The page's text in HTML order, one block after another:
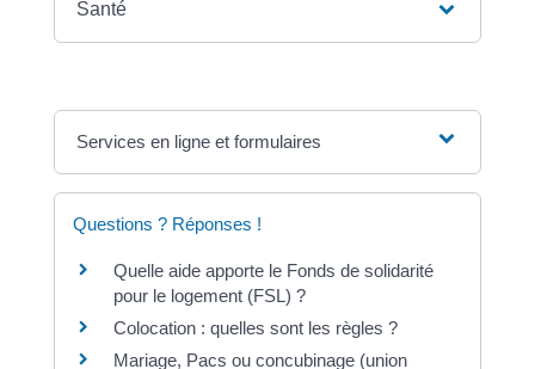
Santé
Services en ligne et formulaires
Questions ? Réponses !
Quelle aide apporte le Fonds de solidarité
pour le logement (FSL) ?
Colocation : quelles sont les règles ?
Mariage, Pacs ou concubinage (union